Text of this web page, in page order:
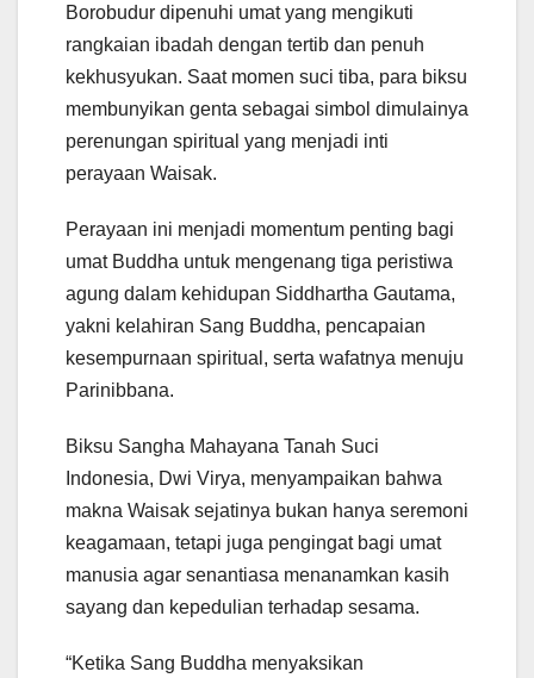
Borobudur dipenuhi umat yang mengikuti
rangkaian ibadah dengan tertib dan penuh
kekhusyukan. Saat momen suci tiba, para biksu
membunyikan genta sebagai simbol dimulainya
perenungan spiritual yang menjadi inti
perayaan Waisak.
Perayaan ini menjadi momentum penting bagi
umat Buddha untuk mengenang tiga peristiwa
agung dalam kehidupan Siddhartha Gautama,
yakni kelahiran Sang Buddha, pencapaian
kesempurnaan spiritual, serta wafatnya menuju
Parinibbana.
Biksu Sangha Mahayana Tanah Suci
Indonesia, Dwi Virya, menyampaikan bahwa
makna Waisak sejatinya bukan hanya seremoni
keagamaan, tetapi juga pengingat bagi umat
manusia agar senantiasa menanamkan kasih
sayang dan kepedulian terhadap sesama.
“Ketika Sang Buddha menyaksikan